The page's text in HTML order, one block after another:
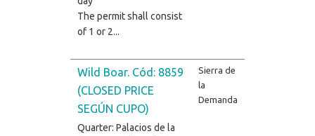
The permit shall consist
of 1 or 2...
Wild Boar. Cód: 8859
(CLOSED PRICE
SEGÚN CUPO)
Quarter: Palacios de la
Sierra de
la
Demanda